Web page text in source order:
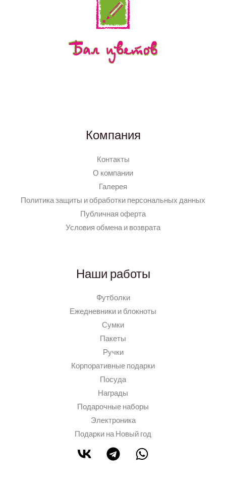
Компания
Контакты
О компании
Галерея
Политика защиты и обработки персональных данных
Публичная оферта
Условия обмена и возврата
Наши работы
Футболки
Ежедневники и блокноты
Сумки
Пакеты
Ручки
Корпоративные подарки
Посуда
Награды
Подарочные наборы
Электроника
Подарки на Новый год